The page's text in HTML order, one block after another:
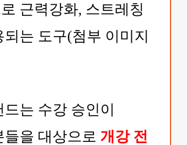
근력강화, 스트레칭
는 도구(첨부 이미지
는 수강 승인이
들을 대상으로 개강 전